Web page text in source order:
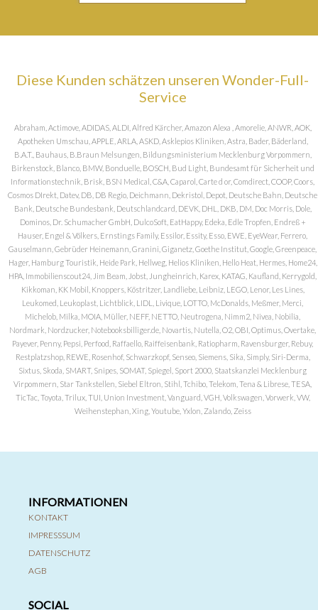
Diese Kunden schätzen unseren Wonder-Full-
Service
Abraham, Actimove, ADIDAS, ALDI, Alfred Kärcher, Amazon Alexa , Amorelie, ANWR, AOK,
Apotheken Umschau, APPLE, ARLA, ASKD, Asklepios Kliniken, Astra, Bader, Bäderland,
B.A.T., Bauhaus, B.Braun Melsungen, Bildungsministerium Mecklenburg Vorpommern,
Birkenstock, Blanco, BMW, Bonduelle, BOSCH, Bud Light, Bundesamt für Sicherheit und
Informationstechnik, Brisk, BSN Medical, C&A, Caparol, Carte d or, Comdirect, COOP, Coors,
Cosmos DIrekt, Datev, DB, DB Regio, Deichmann, Dekristol, Depot, Deutsche Bahn, Deutsche
Bank, Deutsche Bundesbank, Deutschlandcard, DEVK, DHL, DKB, DM, Doc Morris, Dole,
Dominos, Dr. Schumacher GmbH, DulcoSoft, EatHappy, Edeka, Edle Tropfen, Endreß +
Hauser, Engel & Völkers, Ernstings Family, Essilor, Essity, Esso, EWE, EyeWear, Ferrero,
Gauselmann, Gebrüder Heinemann, Granini, Giganetz, Goethe Institut, Google, Greenpeace,
Hager, Hamburg Touristik, Heide Park, Hellweg, Helios Kliniken, Hello Heat, Hermes, Home24,
HPA, Immobilienscout24, Jim Beam, Jobst, Jungheinrich, Karex, KATAG, Kaufland, Kerrygold,
Kikkoman, KK Mobil, Knoppers, Köstritzer, Landliebe, Leibniz, LEGO, Lenor, Les Lines,
Leukomed, Leukoplast, Lichtblick, LIDL, Livique, LOTTO, McDonalds, Meßmer, Merci,
Michelob, Milka, MOIA, Müller, NEFF, NETTO, Neutrogena, Nimm2, Nivea, Nobilia,
Nordmark, Nordzucker, Notebooksbilliger.de, Novartis, Nutella, O2, OBI, Optimus, Overtake,
Payever, Penny, Pepsi, Perfood, Raffaello, Raiffeisenbank, Ratiopharm, Ravensburger, Rebuy,
Restplatzshop, REWE, Rosenhof, Schwarzkopf, Senseo, Siemens, Sika, Simply, Siri-Derma,
Sixtus, Skoda, SMART, Snipes, SOMAT, Spiegel, Sport 2000, Staatskanzlei Mecklenburg
Virpommern, Star Tankstellen, Siebel Eltron, Stihl, Tchibo, Telekom, Tena & Librese, TESA,
TicTac, Toyota, Trilux, TUI, Union Investment, Vanguard, VGH, Volkswagen, Vorwerk, VW,
Weihenstephan, Xing, Youtube, Yxlon, Zalando, Zeiss
INFORMATIONEN
KONTAKT
IMPRESSSUM
DATENSCHUTZ
AGB
SOCIAL